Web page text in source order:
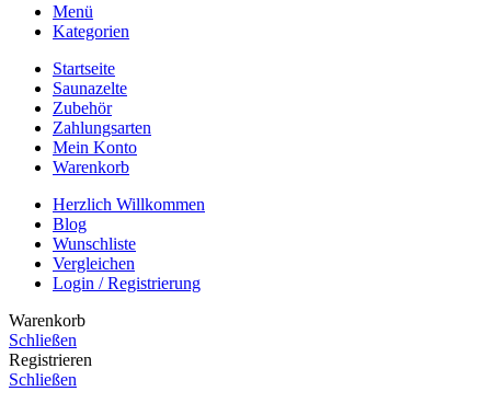
Menü
Kategorien
Startseite
Saunazelte
Zubehör
Zahlungsarten
Mein Konto
Warenkorb
Herzlich Willkommen
Blog
Wunschliste
Vergleichen
Login / Registrierung
Warenkorb
Schließen
Registrieren
Schließen